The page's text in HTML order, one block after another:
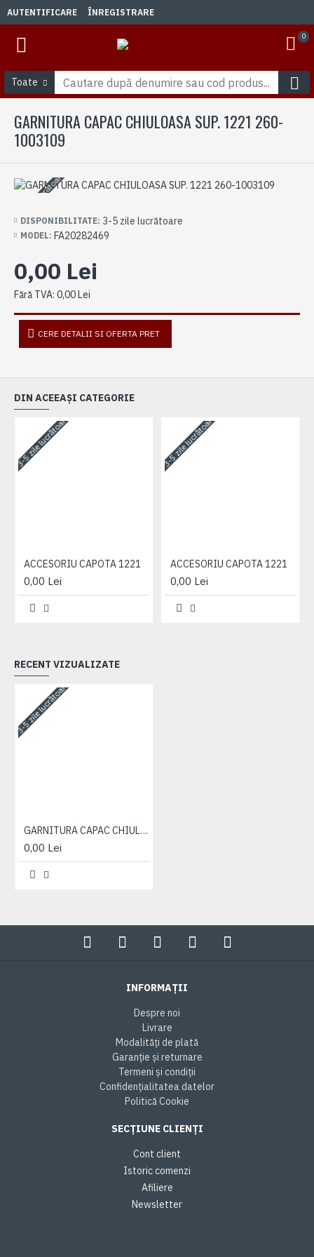
AUTENTIFICARE ÎNREGISTRARE
0
Toate
GARNITURA CAPAC CHIULOASA SUP. 1221 260-
1003109
3-5 zile lucrătoare
DISPONIBILITATE: 3-5 zile lucrătoare
MODEL: FA20282469
0,00 Lei
Fără TVA: 0,00 Lei
CERE DETALII SI OFERTA PRET
DIN ACEEAȘI CATEGORIE
3-5 zile lucrătoare
ACCESORIU CAPOTA 1221
0,00 Lei
3-5 zile lucrătoare
ACCESORIU CAPOTA 1221
0,00 Lei
RECENT VIZUALIZATE
3-5 zile lucrătoare
GARNITURA CAPAC CHIULOASA SUP. 1221 260-1003109
0,00 Lei
INFORMAȚII
Despre noi
Livrare
Modalități de plată
Garanție și returnare
Termeni și condiții
Confidențialitatea datelor
Politică Cookie
SECȚIUNE CLIENȚI
Cont client
Istoric comenzi
Afiliere
Newsletter